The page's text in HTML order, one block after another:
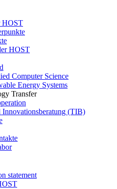
HOST
HOST
Computer Science
Energy Systems
Transfer
Innovationsberatung (TIB)
statement